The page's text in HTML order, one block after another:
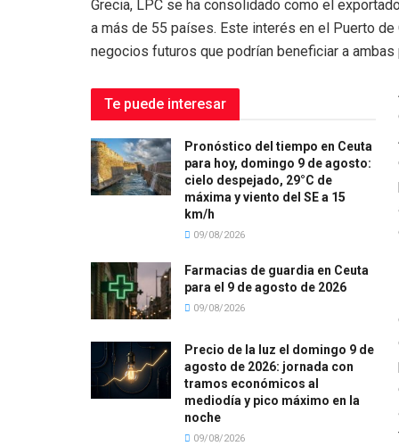
Grecia, LPC se ha consolidado como el
a más de 55 países. Este interés en el Puerto
negocios futuros que podrían beneficiar a ambas
Te puede interesar
Pronóstico del tiempo en Ceuta
para hoy, domingo 9 de agosto:
cielo despejado, 29°C de
máxima y viento del SE a 15
km/h
09/08/2026
Farmacias de guardia en Ceuta
para el 9 de agosto de 2026
09/08/2026
Precio de la luz el domingo 9 de
agosto de 2026: jornada con
tramos económicos al
mediodía y pico máximo en la
noche
09/08/2026